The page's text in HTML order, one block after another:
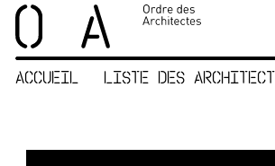
ACCUEIL LISTE DES